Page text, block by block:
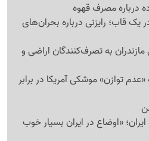
درباره مصرف قهوه
یک قاب؛ رایزنی درباره بحران‌های
به تصرف‌کنندگان اراضی و
توازن» موشکی آمریکا در برابر
«اوضاع در ایران بسیار خوب